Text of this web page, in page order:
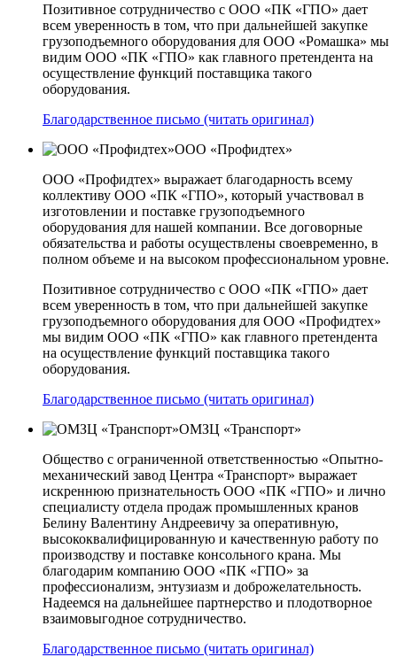
Позитивное сотрудничество с ООО «ПК «ГПО» дает
всем уверенность в том, что при дальнейшей закупке
грузоподъемного оборудования для ООО «Ромашка» мы
видим ООО «ПК «ГПО» как главного претендента на
осуществление функций поставщика такого
оборудования.
Благодарственное письмо (читать оригинал)
ООО «Профидтех»
ООО «Профидтех» выражает благодарность всему
коллективу ООО «ПК «ГПО», который участвовал в
изготовлении и поставке грузоподъемного
оборудования для нашей компании. Все договорные
обязательства и работы осуществлены своевременно, в
полном объеме и на высоком профессиональном уровне.
Позитивное сотрудничество с ООО «ПК «ГПО» дает
всем уверенность в том, что при дальнейшей закупке
грузоподъемного оборудования для ООО «Профидтех»
мы видим ООО «ПК «ГПО» как главного претендента
на осуществление функций поставщика такого
оборудования.
Благодарственное письмо (читать оригинал)
ОМЗЦ «Транспорт»
Общество с ограниченной ответственностью «Опытно-
механический завод Центра «Транспорт» выражает
искреннюю признательность ООО «ПК «ГПО» и лично
специалисту отдела продаж промышленных кранов
Белину Валентину Андреевичу за оперативную,
высококвалифицированную и качественную работу по
производству и поставке консольного крана. Мы
благодарим компанию ООО «ПК «ГПО» за
профессионализм, энтузиазм и доброжелательность.
Надеемся на дальнейшее партнерство и плодотворное
взаимовыгодное сотрудничество.
Благодарственное письмо (читать оригинал)